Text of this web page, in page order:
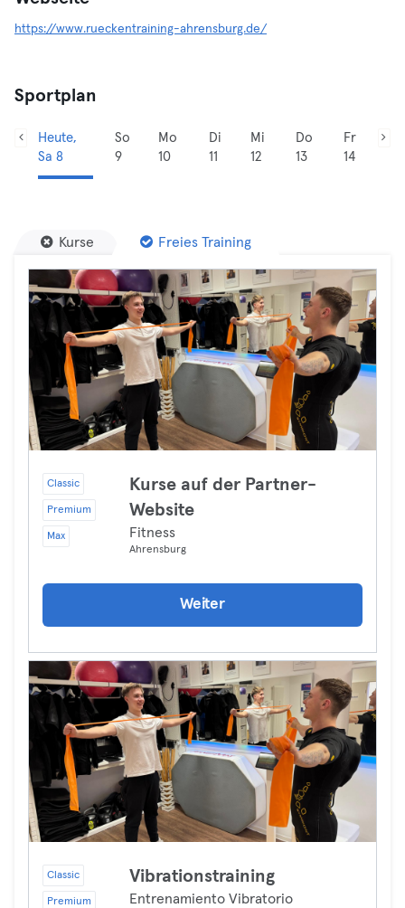
https://www.rueckentraining-ahrensburg.de/
Sportplan
Heute,
Sa 8
So
9
Mo
10
Di
11
Mi
12
Do
13
Fr
14
Kurse Freies Training
Classic
Premium
Max
Kurse auf der Partner-
Website
Fitness
Ahrensburg
Weiter
Classic
Premium
Vibrationstraining
Entrenamiento Vibratorio